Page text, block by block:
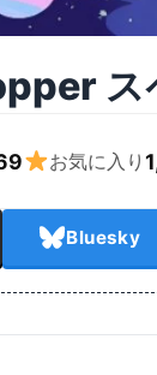
ス
お気に入り
Bluesky